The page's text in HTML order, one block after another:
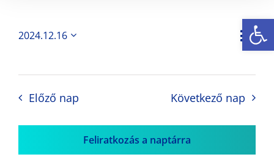
Nap
2024.12.16
Előző nap Következő nap
Feliratkozás a naptárra